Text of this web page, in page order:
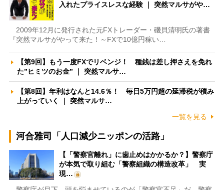
入れたプライスレスな経験 ｜ 突然マルサがや…
2009年12月に発行された元FXトレーダー・磯貝清明氏の著書
『突然マルサがやって来た！～FXで10億円稼い…
【第9回】もう一度FXでリベンジ！ 種銭は差し押さえを免れ
た”ヒミツのお金” ｜ 突然マルサ…
【第8回】年利はなんと14.6％！ 毎日5万円超の延滞税が積み
上がっていく ｜ 突然マルサ…
一覧を見る
河合雅司「人口減少ニッポンの活路」
【「警察官離れ」に歯止めはかかるか？】警察庁
が本気で取り組む「警察組織の構造改革」 実
現…